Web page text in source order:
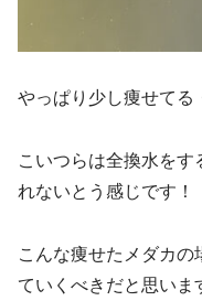
やっぱり少し痩せてる
こいつらは全換水をす
れないとう感じです！
こんな痩せたメダカの
ていくべきだと思いま